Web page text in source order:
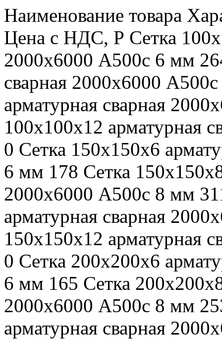
Наименование товара
Цена c НДС, Р Сетка
2000х6000 А500c 6 мм
сварная 2000х6000
арматурная сварная
100х100х12 арматурная
0 Сетка 150х150х6
6 мм 178 Сетка
2000х6000 А500c 8 мм
арматурная сварная
150х150х12 арматурная
0 Сетка 200х200х6
6 мм 165 Сетка
2000х6000 А500c 8 мм
арматурная сварная